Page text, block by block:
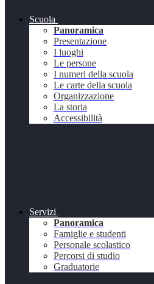
Scuola
Panoramica
Presentazione
I luoghi
Le persone
I numeri della scuola
Le carte della scuola
Organizzazione
La storia
Accessibilità
Servizi
Panoramica
Famiglie e studenti
Personale scolastico
Percorsi di studio
Graduatorie